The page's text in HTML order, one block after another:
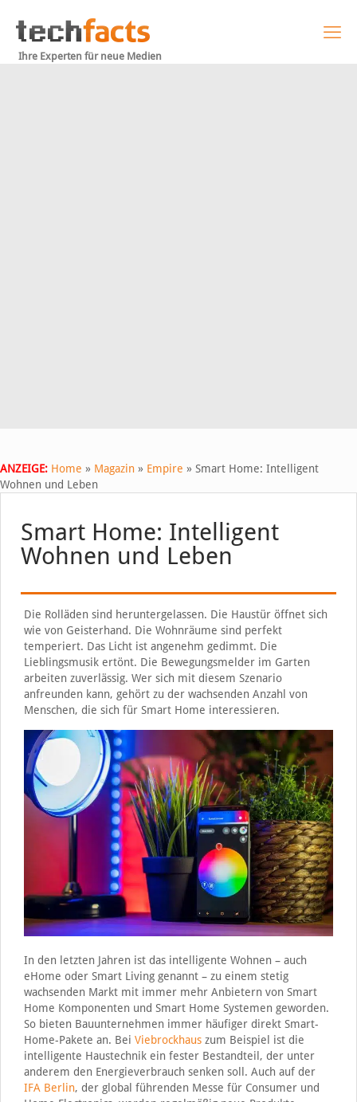
Ihre Experten für neue Medien
ANZEIGE: Home » Magazin » Empire » Smart Home: Intelligent
Wohnen und Leben
Smart Home: Intelligent
Wohnen und Leben
Die Rolläden sind heruntergelassen. Die Haustür öffnet sich
wie von Geisterhand. Die Wohnräume sind perfekt
temperiert. Das Licht ist angenehm gedimmt. Die
Lieblingsmusik ertönt. Die Bewegungsmelder im Garten
arbeiten zuverlässig. Wer sich mit diesem Szenario
anfreunden kann, gehört zu der wachsenden Anzahl von
Menschen, die sich für Smart Home interessieren.
In den letzten Jahren ist das intelligente Wohnen – auch
eHome oder Smart Living genannt – zu einem stetig
wachsenden Markt mit immer mehr Anbietern von Smart
Home Komponenten und Smart Home Systemen geworden.
So bieten Bauunternehmen immer häufiger direkt Smart-
Home-Pakete an. Bei Viebrockhauszum Beispiel ist die
intelligente Haustechnik ein fester Bestandteil, der unter
anderem den Energieverbrauch senken soll. Auch auf der
IFA Berlin, der global führenden Messe für Consumer und